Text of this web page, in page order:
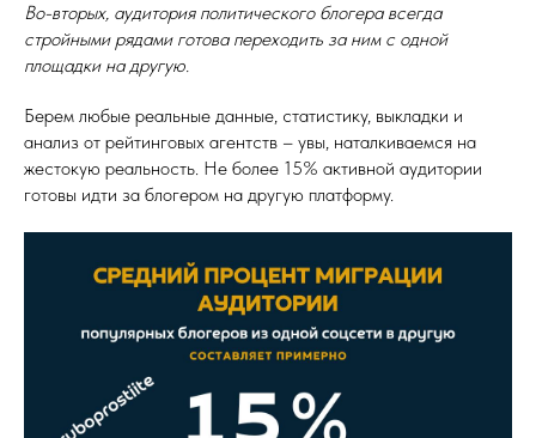
Во-вторых, аудитория политического блогера всегда
стройными рядами готова переходить за ним с одной
площадки на другую.
Берем любые реальные данные, статистику, выкладки и
анализ от рейтинговых агентств – увы, наталкиваемся на
жестокую реальность. Не более 15% активной аудитории
готовы идти за блогером на другую платформу.